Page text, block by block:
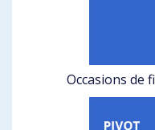
Occasions de